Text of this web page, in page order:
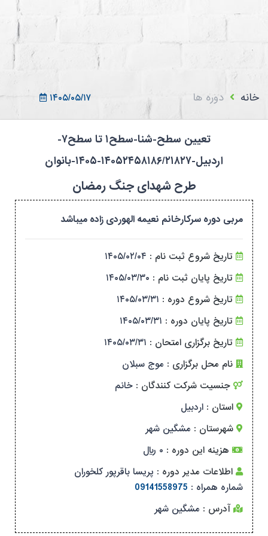
۱۴۰۵/۰۵/۱۷
خانه دوره ها
تعیین سطح-شنا-سطح۱ تا سطح۷-
اردبیل-۱۴۰۵۲۴۵۸۱۸۶/۲۱۸۲۷-۱۴۰۵-بانوان
طرح شهدای جنگ رمضان
مربی دوره سرکارخانم نعیمه الهوردی زاده میباشد
تاریخ شروع ثبت نام : ۱۴۰۵/۰۲/۰۴
تاریخ پایان ثبت نام : ۱۴۰۵/۰۳/۳۰
تاریخ شروع دوره : ۱۴۰۵/۰۳/۳۱
تاریخ پایان دوره : ۱۴۰۵/۰۳/۳۱
تاریخ برگزاری امتحان : ۱۴۰۵/۰۳/۳۱
نام محل برگزاری : موج سبلان
جنسیت شرکت کنندگان : خانم
استان : اردبیل
شهرستان : مشگین شهر
هزینه این دوره : ۰ ریال
اطلاعات مدیر دوره : پریسا باقرپور کلخوران
شماره همراه : 09141558975
آدرس : مشگین شهر